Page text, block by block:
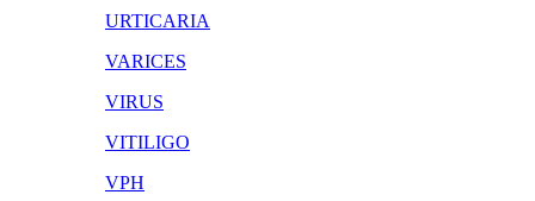
URTICARIA
VARICES
VIRUS
VITILIGO
VPH